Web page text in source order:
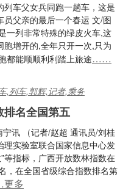
车父女兵同跑一趟车，这是
父亲的最后一个春运 文/图
一列非常特殊的绿皮火车,这
增开的,全年只开一次,只为
都能顺顺利利踏上旅途……
,列车,郭辉,记者,乘务
排名全国第五
讯 （记者/赵超 通讯员/刘桂
实验室联合国家信息中心发
等指标，广西开放数林指数在
，在全国省级综合指数排名第
多